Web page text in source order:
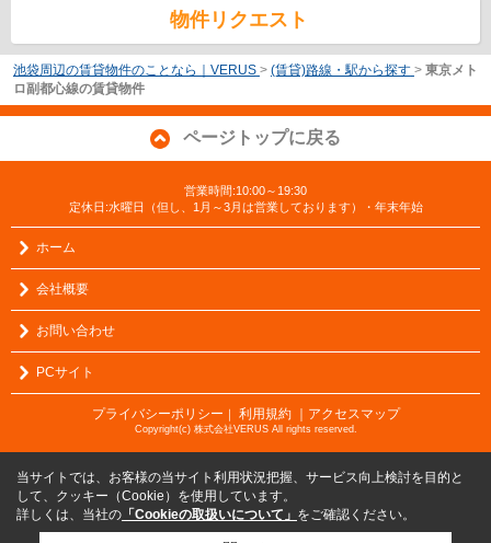
物件リクエスト
池袋周辺の賃貸物件のことなら｜VERUS > (賃貸)路線・駅から探す > 東京メト
ロ副都心線の賃貸物件
ページトップに戻る
営業時間:10:00～19:30
定休日:水曜日（但し、1月～3月は営業しております）・年末年始
ホーム
会社概要
お問い合わせ
PCサイト
プライバシーポリシー ｜ 利用規約 ｜アクセスマップ
Copyright(c) 株式会社VERUS All rights reserved.
当サイトでは、お客様の当サイト利用状況把握、サービス向上検討を目的と
して、クッキー（Cookie）を使用しています。
詳しくは、当社の 「Cookieの取扱いについて」 をご確認ください。